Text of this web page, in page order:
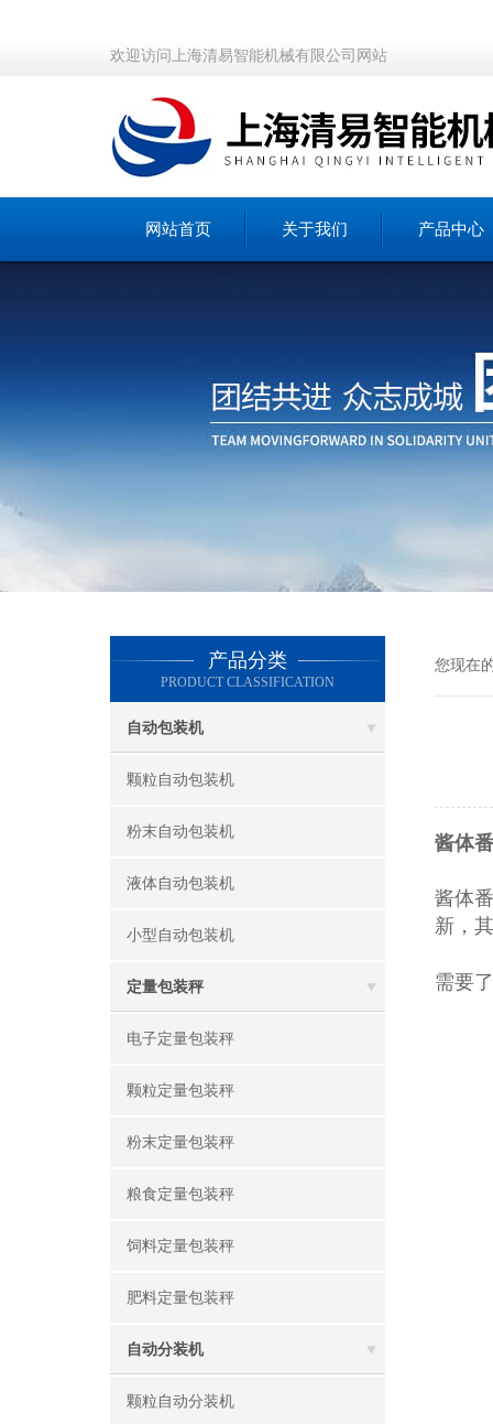
欢迎访问上海清易智能机械有限公司网站
网站首页 关于我们 产品中心
产品分类
PRODUCT CLASSIFICATION
自动包装机
颗粒自动包装机
粉末自动包装机
液体自动包装机
小型自动包装机
定量包装秤
电子定量包装秤
颗粒定量包装秤
粉末定量包装秤
粮食定量包装秤
饲料定量包装秤
肥料定量包装秤
自动分装机
颗粒自动分装机
您现在
酱体
酱体
新，
需要